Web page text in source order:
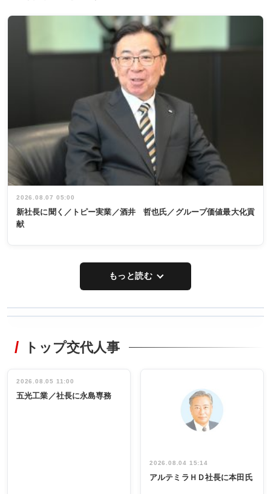
2026.08.07 05:00
新社長に聞く／トピー実業／酒井 哲也氏／グループ価値最大化貢
献
もっと読む
非鉄業界で
インタビュ
ー／社内ア
タックトレー
祝う 業界関
係者ら220人
出席
トップ交代人事
2026.08.05 11:00
五光工業／社長に永島専務
2026.08.04 15:14
アルテミラＨＤ社長に本田氏